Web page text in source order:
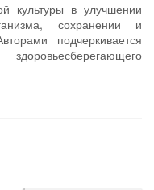
культуры в улучшении
сохранении и
подчеркивается